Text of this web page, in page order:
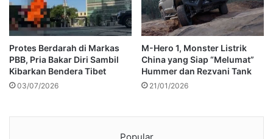
Protes Berdarah di Markas
PBB, Pria Bakar Diri Sambil
Kibarkan Bendera Tibet
03/07/2026
M-Hero 1, Monster Listrik
China yang Siap “Melumat”
Hummer dan Rezvani Tank
21/01/2026